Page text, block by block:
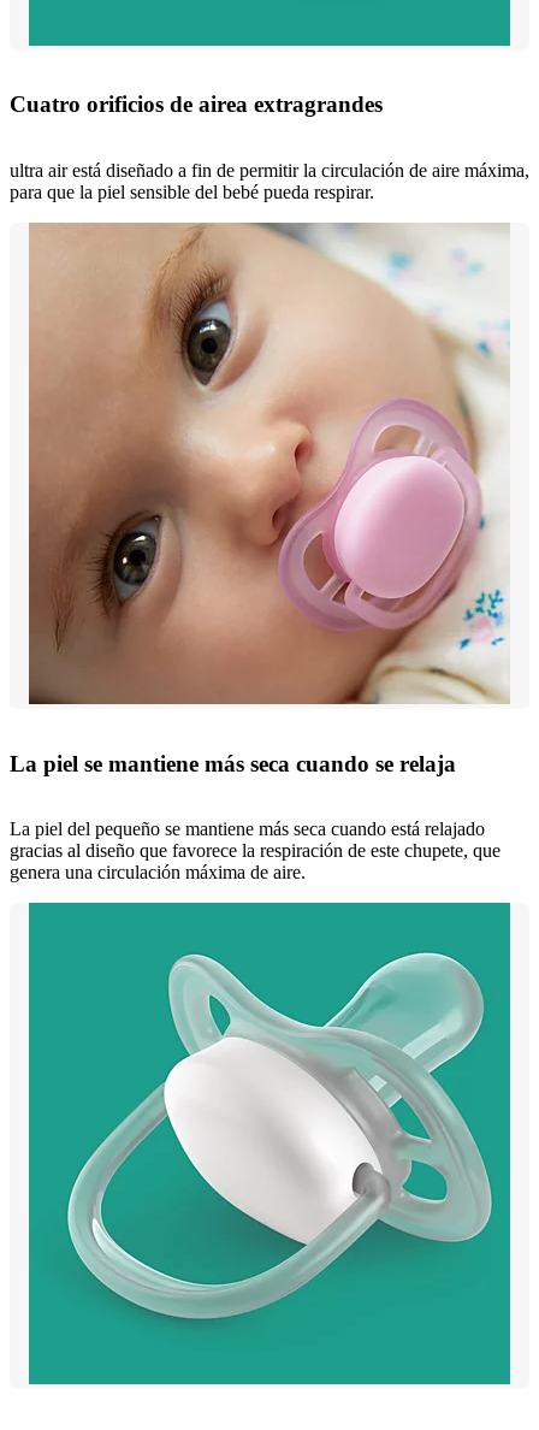
Cuatro orificios de airea extragrandes
ultra air está diseñado a fin de permitir la circulación de aire máxima,
para que la piel sensible del bebé pueda respirar.
La piel se mantiene más seca cuando se relaja
La piel del pequeño se mantiene más seca cuando está relajado
gracias al diseño que favorece la respiración de este chupete, que
genera una circulación máxima de aire.